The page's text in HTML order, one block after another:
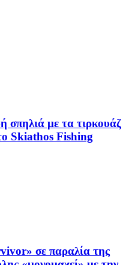
σπηλιά με τα τιρκουάζ
Skiathos Fishing
σε παραλία της